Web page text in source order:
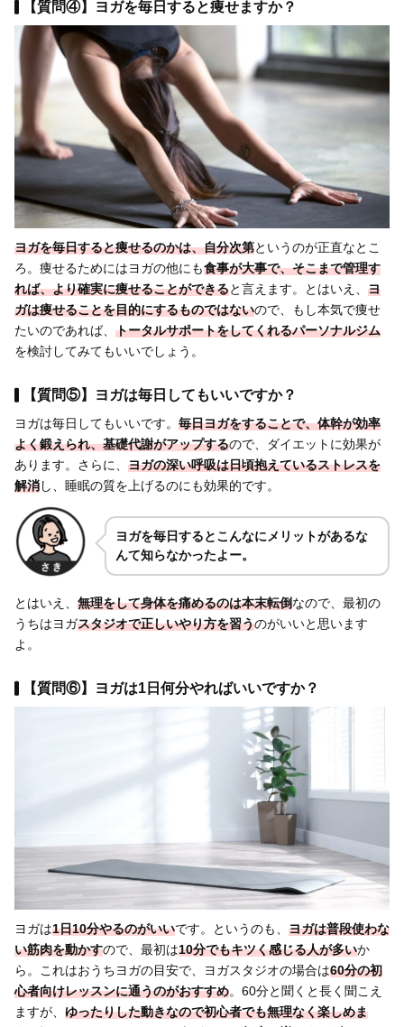
【質問④】ヨガを毎日すると痩せますか？
ヨガを毎日すると痩せるのかは、自分次第というのが正直なとこ
ろ。痩せるためにはヨガの他にも食事が大事で、そこまで管理す
れば、より確実に痩せることができると言えます。とはいえ、 ヨ
ガは痩せることを目的にするものではないので、もし本気で痩せ
たいのであれば、 トータルサポートをしてくれるパーソナルジム
を検討してみてもいいでしょう。
【質問⑤】ヨガは毎日してもいいですか？
ヨガは毎日してもいいです。 毎日ヨガをすることで、体幹が効率
よく鍛えられ、基礎代謝がアップするので、ダイエットに効果が
あります。さらに、 ヨガの深い呼吸は日頃抱えているストレスを
解消し、睡眠の質を上げるのにも効果的です。
ヨガを毎日するとこんなにメリットがあるな
んて知らなかったよー。
とはいえ、 無理をして身体を痛めるのは本末転倒なので、最初の
うちはヨガスタジオで正しいやり方を習うのがいいと思います
よ。
【質問⑥】ヨガは1日何分やればいいですか？
ヨガは1日10分やるのがいいです。というのも、 ヨガは普段使わな
い筋肉を動かすので、最初は10分でもキツく感じる人が多いか
ら。これはおうちヨガの目安で、ヨガスタジオの場合は60分の初
心者向けレッスンに通うのがおすすめ。60分と聞くと長く聞こえ
ますが、 ゆったりした動きなので初心者でも無理なく楽しめま